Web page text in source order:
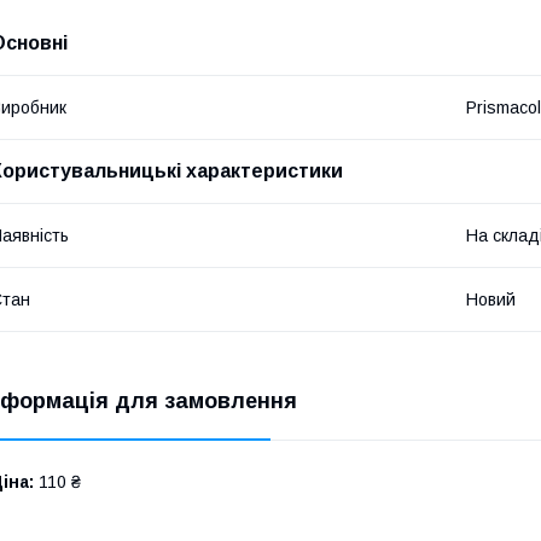
характеристики
На
Новий
для замовлення
110 ₴